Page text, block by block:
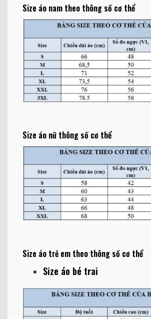
Size áo nam theo thông số cơ thể
Size áo nữ thông số cơ thể
Size áo trẻ em theo thông số cơ thể
Size áo bé trai